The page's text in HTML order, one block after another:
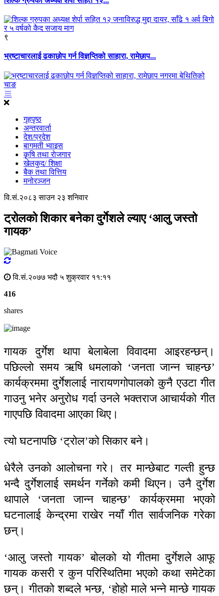
९
भ्रष्टाचारलाई ढकाछोप गर्न विज्ञप्तिको साहारा, रामेछाप...
गृहपृष्ठ
अन्तरवार्ता
देश/प्रदेश
बागमती भ्वाइस
कृृषि तथा राेजगार
खेलकुद/ शिक्षा
बैक तथा वित्तिय
मनोरञ्जन
वि.सं.२०८३ साउन २३ शनिवार
ट्रोलको शिकार बनेका दुर्गेशले ल्याए ‘आलु जस्तो
गायक’
वि.सं.२०७७ भदौ ५ शुक्रवार ११:११
416
shares
गायक दुर्गेश थापा बेलाबेला विवादमा आइरहन्छन्।
पछिल्लो समय ऋषि धमलाको ‘जनता जान्न चाहन्छ’
कार्यक्रममा दुर्गेशलाई नारायणगोपालको कुनै एउटा गीत
गाउनु भनेर अनुरोध गर्दा उनले भक्तराज आचार्यको गीत
गाएपछि विवादमा आएका थिए।
त्यो घटनापछि ‘ट्रोल’को सिकार बने।
धेरैले उनको आलोचना गरे। तर मान्छेबाट गल्ती हुन्छ
भन्दै दुर्गेशलाई समर्थन गर्नेको कमी थिएन। उनै दुर्गेश
थापाले ‘जनता जान्न चाहन्छ’ कार्यक्रममा भएको
घटनालाई केन्द्रमा राखेर नयाँ गीत सार्वजनिक गरेका
छन्।
‘आलु जस्तो गायक’ बोलको यो गीतमा दुर्गेशले आफू
गायक कसरी र कुन परिस्थितिमा भएको कथा समेटेका
छन्। गीतको शब्दले भन्छ, ‘होहो माले भन्ने मान्छे गायक